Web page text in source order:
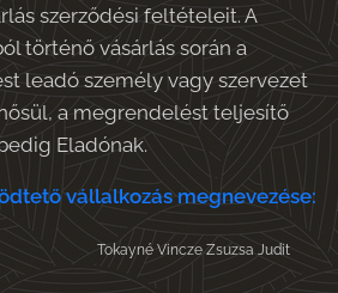
szerződési feltételeit. A
történő vásárlás során a
leadó személy vagy szervezet
a megrendelést teljesítő
Eladónak.
vállalkozás megnevezése:
Vincze Zsuzsa Judit